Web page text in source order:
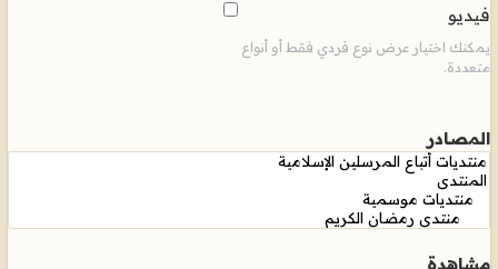
فيديو
يمكنك اختيار عرض نوع فردي فقط أو أنواع
متعددة.
المصادر
مشاهدة